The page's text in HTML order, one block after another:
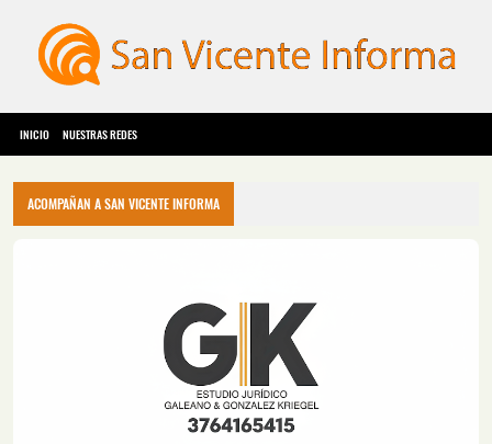
INICIO NUESTRAS REDES
ACOMPAÑAN A SAN VICENTE INFORMA